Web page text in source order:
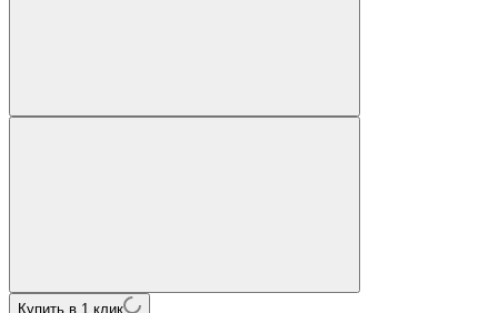
Купить в 1 клик